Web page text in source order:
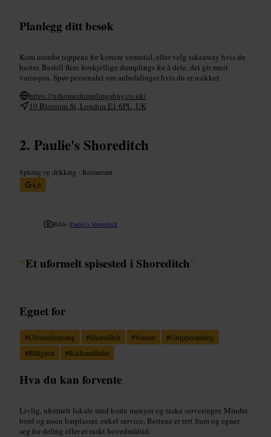
Planlegg ditt besøk
Kom utenfor toppene for kortere ventetid, eller velg takeaway hvis du
haster. Bestill flere forskjellige dumplings for å dele, det gir mest
variasjon. Spør personalet om anbefalinger hvis du er usikker.
https://xihomedumplingsbay.co.uk/
10 Blossom St, London E1 6PL, UK
Paulie's Shoreditch
Spising og drikking • Restaurant
4,6
Bilde /Paulie’s Shoreditch
“Et uformelt spisested i Shoreditch”
Egnet for
#Uformellspising #Shoreditch #Venner #Gruppesamling
#Billigmat #Raskemåltider
Hva du kan forvente
Livlig, uformelt lokale med korte menyer og raske serveringer. Mindre
bord og noen barplasser, enkel service. Rettene er rett fram og egner
seg for deling eller et raskt hovedmåltid.